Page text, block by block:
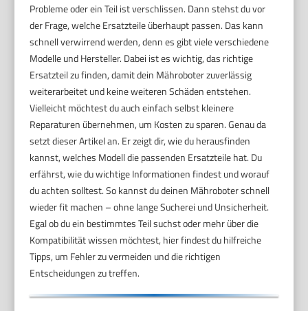
Probleme oder ein Teil ist verschlissen. Dann stehst du vor
der Frage, welche Ersatzteile überhaupt passen. Das kann
schnell verwirrend werden, denn es gibt viele verschiedene
Modelle und Hersteller. Dabei ist es wichtig, das richtige
Ersatzteil zu finden, damit dein Mähroboter zuverlässig
weiterarbeitet und keine weiteren Schäden entstehen.
Vielleicht möchtest du auch einfach selbst kleinere
Reparaturen übernehmen, um Kosten zu sparen. Genau da
setzt dieser Artikel an. Er zeigt dir, wie du herausfinden
kannst, welches Modell die passenden Ersatzteile hat. Du
erfährst, wie du wichtige Informationen findest und worauf
du achten solltest. So kannst du deinen Mähroboter schnell
wieder fit machen – ohne lange Sucherei und Unsicherheit.
Egal ob du ein bestimmtes Teil suchst oder mehr über die
Kompatibilität wissen möchtest, hier findest du hilfreiche
Tipps, um Fehler zu vermeiden und die richtigen
Entscheidungen zu treffen.